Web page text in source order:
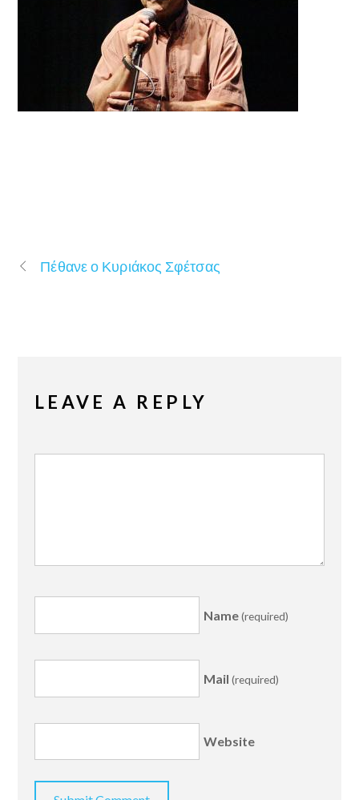
Πέθανε ο Κυριάκος Σφέτσας
LEAVE A REPLY
Name(required)
Mail (required)
Website